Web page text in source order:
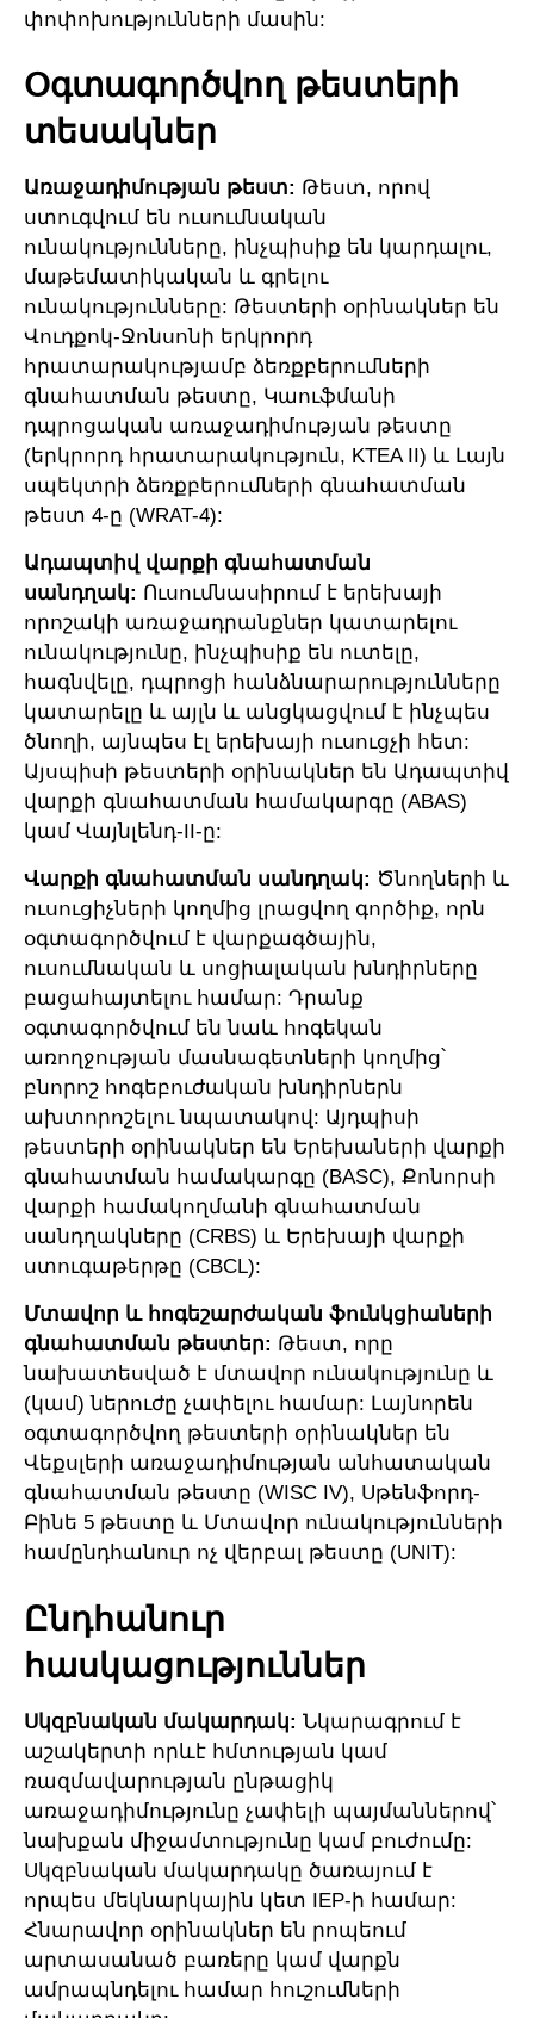
փոփոխությունների մասին:
Օգտագործվող թեստերի
տեսակներ
Առաջադիմության թեստ: Թեստ, որով
ստուգվում են ուսումնական
ունակությունները, ինչպիսիք են կարդալու,
մաթեմատիկական և գրելու
ունակությունները: Թեստերի օրինակներ են
Վուդքոկ-Ջոնսոնի երկրորդ
հրատարակությամբ ձեռքբերումների
գնահատման թեստը, Կաուֆմանի
դպրոցական առաջադիմության թեստը
(երկրորդ հրատարակություն, KTEA II) և Լայն
սպեկտրի ձեռքբերումների գնահատման
թեստ 4-ը (WRAT-4):
Ադապտիվ վարքի գնահատման
սանդղակ: Ուսումնասիրում է երեխայի
որոշակի առաջադրանքներ կատարելու
ունակությունը, ինչպիսիք են ուտելը,
հագնվելը, դպրոցի հանձնարարությունները
կատարելը և այլն և անցկացվում է ինչպես
ծնողի, այնպես էլ երեխայի ուսուցչի հետ:
Այսպիսի թեստերի օրինակներ են Ադապտիվ
վարքի գնահատման համակարգը (ABAS)
կամ Վայնլենդ-II-ը:
Վարքի գնահատման սանդղակ: Ծնողների և
ուսուցիչների կողմից լրացվող գործիք, որն
օգտագործվում է վարքագծային,
ուսումնական և սոցիալական խնդիրները
բացահայտելու համար: Դրանք
օգտագործվում են նաև հոգեկան
առողջության մասնագետների կողմից՝
բնորոշ հոգեբուժական խնդիրներն
ախտորոշելու նպատակով: Այդպիսի
թեստերի օրինակներ են Երեխաների վարքի
գնահատման համակարգը (BASC), Քոնորսի
վարքի համակողմանի գնահատման
սանդղակները (CRBS) և Երեխայի վարքի
ստուգաթերթը (CBCL):
Մտավոր և հոգեշարժական ֆունկցիաների
գնահատման թեստեր: Թեստ, որը
նախատեսված է մտավոր ունակությունը և
(կամ) ներուժը չափելու համար: Լայնորեն
օգտագործվող թեստերի օրինակներ են
Վեքսլերի առաջադիմության անհատական
գնահատման թեստը (WISC IV), Սթենֆորդ-
Բինե 5 թեստը և Մտավոր ունակությունների
համընդհանուր ոչ վերբալ թեստը (UNIT):
Ընդհանուր
հասկացություններ
Սկզբնական մակարդակ: Նկարագրում է
աշակերտի որևէ հմտության կամ
ռազմավարության ընթացիկ
առաջադիմությունը չափելի պայմաններով՝
նախքան միջամտությունը կամ բուժումը:
Սկզբնական մակարդակը ծառայում է
որպես մեկնարկային կետ IEP-ի համար:
Հնարավոր օրինակներ են րոպեում
արտասանած բառերը կամ վարքն
ամրապնդելու համար հուշումների